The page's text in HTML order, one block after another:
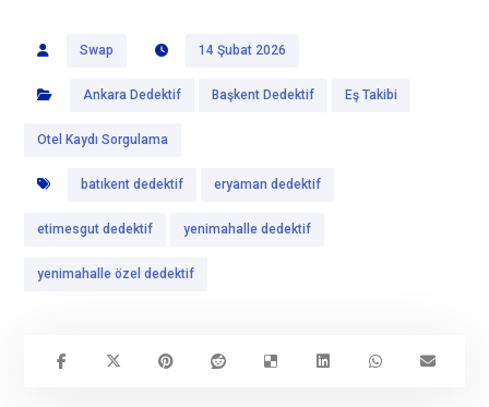
Swap 14 Şubat 2026
Ankara Dedektif Başkent Dedektif Eş Takibi
Otel Kaydı Sorgulama
batıkent dedektif eryaman dedektif
etimesgut dedektif yenimahalle dedektif
yenimahalle özel dedektif